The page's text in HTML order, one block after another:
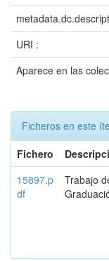
URI :
Aparece en las
Ficheros en este
Fichero
15897.p
df
Trabajo